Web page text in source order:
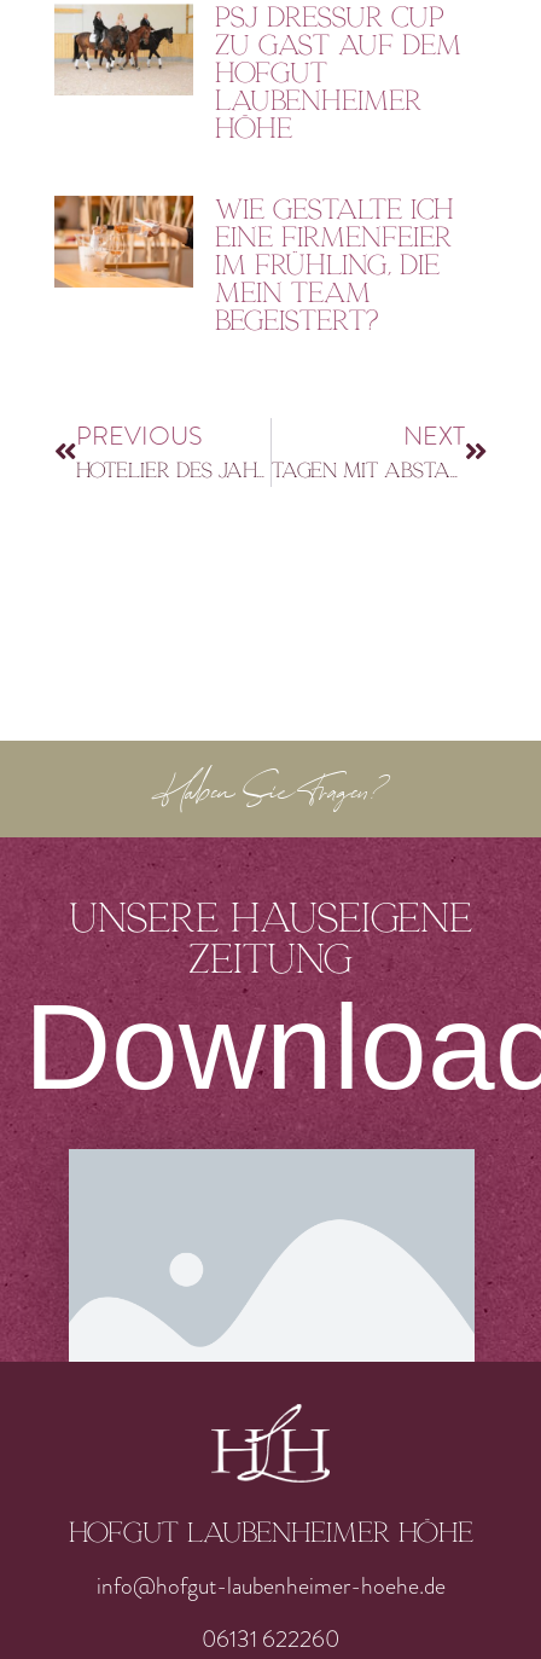
PSJ Dressur Cup
zu Gast auf dem
Hofgut
Laubenheimer
Höhe
Wie gestalte ich
eine Firmenfeier
im Frühling, die
mein Team
begeistert?
PREVIOUS
Hotelier des Jahres
NEXT
Tagen mit Abstand
Haben Sie Fragen?
Unsere hauseigene
Zeitung
Hofgut laubenheimer höhe
info@hofgut-laubenheimer-hoehe.de
06131 622260